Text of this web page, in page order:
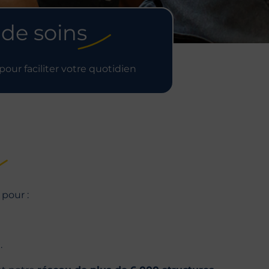
soins
faciliter votre quotidien
:
.